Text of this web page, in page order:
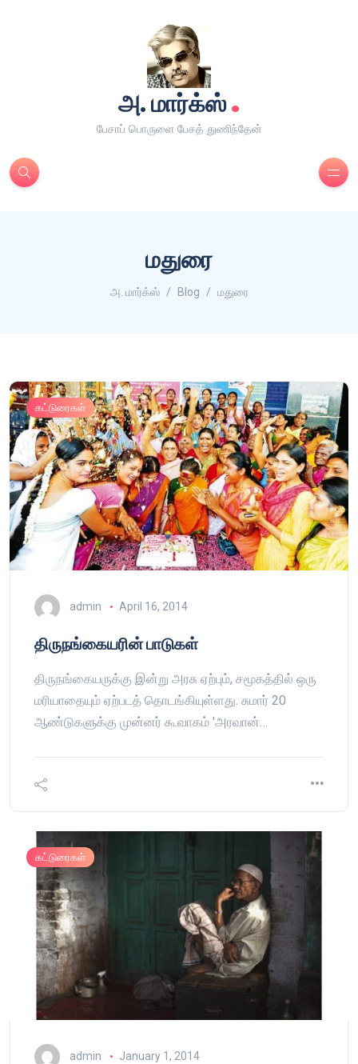
அ. மார்க்ஸ்.
பேசாப் பொருளை பேசத் துணிந்தேன்
மதுரை
அ. மார்க்ஸ் Blog மதுரை
கட்டுரைகள்
admin April 16, 2014
திருநங்கையரின் பாடுகள்
திருநங்கையருக்கு இன்று அரசு ஏற்பும், சமூகத்தில் ஒரு
மரியாதையும் ஏற்படத் தொடங்கியுள்ளது. சுமார் 20
ஆண்டுகளுக்கு முன்னர் கூவாகம் 'அரவான்…
கட்டுரைகள்
admin January 1, 2014